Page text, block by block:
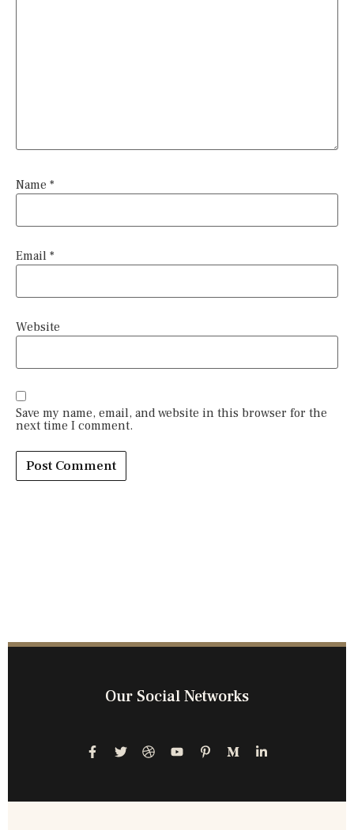
Name *
Email *
Website
Save my name, email, and website in this browser for the
next time I comment.
Our Social Networks